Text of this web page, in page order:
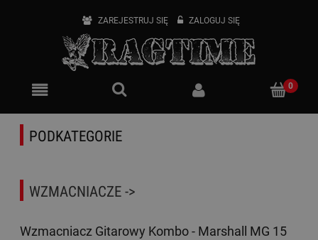
ZAREJESTRUJ SIĘ ZALOGUJ SIĘ
PODKATEGORIE
WZMACNIACZE ->
Wzmacniacz Gitarowy Kombo - Marshall MG 15